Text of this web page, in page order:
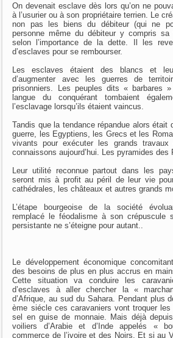
On devenait esclave dès lors qu’on ne
à l’usurier ou à son propriétaire terrien. Le
non pas les biens du débiteur (qui ne
personne même du débiteur y compris
selon l’importance de la dette. Il les
d’esclaves pour se rembourser.
Les esclaves étaient des blancs et
d’augmenter avec les guerres de
prisonniers. Les peuples dits « barbares
langue du conquérant tombaient
l’esclavage lorsqu’ils étaient vaincus.
Tandis que la tendance répandue alors était
guerre, les Egyptiens, les Grecs et les
vivants pour exécuter les grands travaux
connaissons aujourd’hui. Les pyramides des
Leur utilité reconnue partout dans les
seront mis à profit au péril de leur vie
cathédrales, les châteaux et autres grands
L’étape bourgeoise de la société
remplacé le féodalisme à son crépuscule
persistante ne s’éteigne pour autant..
Le développement économique
des besoins de plus en plus accrus en
Cette situation va conduire les
d’esclaves à aller chercher la «
d’Afrique, au sud du Sahara. Pendant plus
ème siécle ces caravaniers vont troquer
sel en guise de monnaie. Mais déjà
voiliers d’Arabie et d’Inde appelés «
commerce de l’ivoire et des Noirs. Et si au